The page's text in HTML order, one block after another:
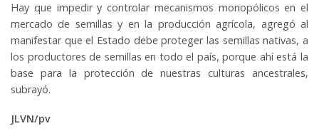
Hay que impedir y controlar mecanismos monopólicos en el
mercado de semillas y en la producción agrícola, agregó al
manifestar que el Estado debe proteger las semillas nativas, a
los productores de semillas en todo el país, porque ahí está la
base para la protección de nuestras culturas ancestrales,
subrayó.
JLVN/pv